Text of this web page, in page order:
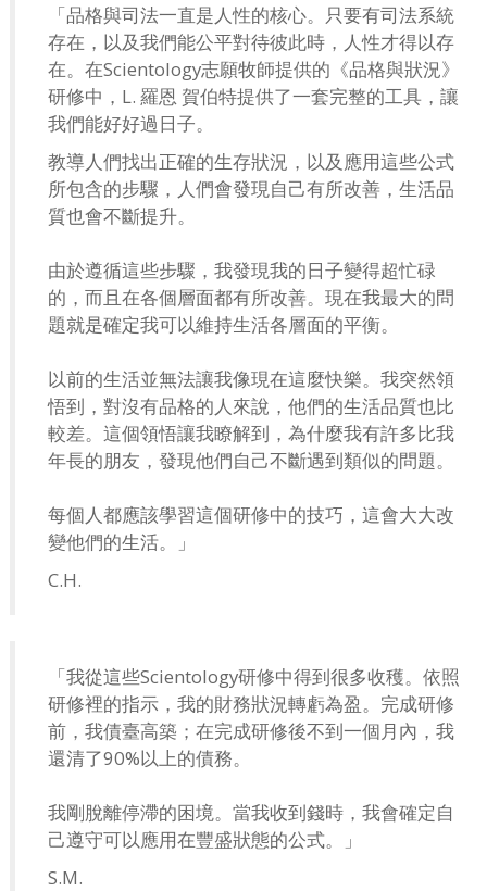
「品格與司法一直是人性的核心。只要有司法系統
存在，以及我們能公平對待彼此時，人性才得以存
在。在Scientology志願牧師提供的《品格與狀況》
研修中，L. 羅恩 賀伯特提供了一套完整的工具，讓
我們能好好過日子。
教導人們找出正確的生存狀況，以及應用這些公式
所包含的步驟，人們會發現自己有所改善，生活品
質也會不斷提升。
由於遵循這些步驟，我發現我的日子變得超忙碌
的，而且在各個層面都有所改善。現在我最大的問
題就是確定我可以維持生活各層面的平衡。
以前的生活並無法讓我像現在這麼快樂。我突然領
悟到，對沒有品格的人來說，他們的生活品質也比
較差。這個領悟讓我瞭解到，為什麼我有許多比我
年長的朋友，發現他們自己不斷遇到類似的問題。
每個人都應該學習這個研修中的技巧，這會大大改
變他們的生活。」
C.H.
「我從這些Scientology研修中得到很多收穫。依照
研修裡的指示，我的財務狀況轉虧為盈。完成研修
前，我債臺高築；在完成研修後不到一個月內，我
還清了90%以上的債務。
我剛脫離停滯的困境。當我收到錢時，我會確定自
己遵守可以應用在豐盛狀態的公式。」
S.M.